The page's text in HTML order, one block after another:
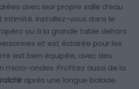
avec leur propre salle d’eau
Installez-vous dans le
ou à la grande table dehors
et est éclairée pour les
est bien équipée, avec des
micro-ondes. Profitez aussi de la
après une longue balade.